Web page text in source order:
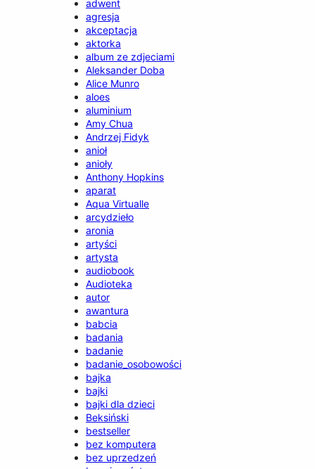
adwent
agresja
akceptacja
aktorka
album ze zdjeciami
Aleksander Doba
Alice Munro
aloes
aluminium
Amy Chua
Andrzej Fidyk
anioł
anioły
Anthony Hopkins
aparat
Aqua Virtualle
arcydzieło
aronia
artyści
artysta
audiobook
Audioteka
autor
awantura
babcia
badania
badanie
badanie_osobowości
bajka
bajki
bajki dla dzieci
Beksiński
bestseller
bez komputera
bez uprzedzeń